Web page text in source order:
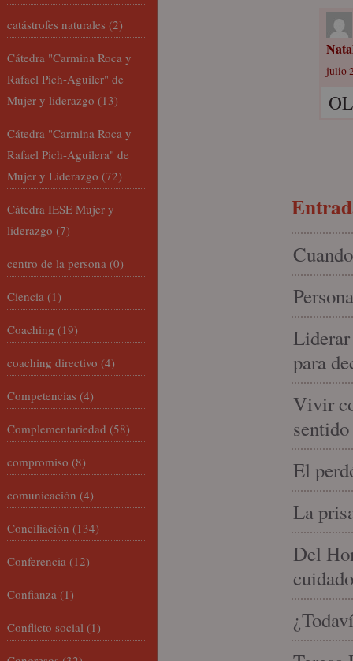
julio
para
Vivir
El
La
Del
cuidado
catástrofes naturales (2)
Cátedra "Carmina Roca y
Rafael Pich-Aguiler" de
Mujer y liderazgo (13)
Cátedra "Carmina Roca y
Rafael Pich-Aguilera" de
Mujer y Liderazgo (72)
Cátedra IESE Mujer y
liderazgo (7)
centro de la persona (0)
Ciencia (1)
Coaching (19)
coaching directivo (4)
Competencias (4)
Complementariedad (58)
compromiso (8)
comunicación (4)
Conciliación (134)
Conferencia (12)
Confianza (1)
Conflicto social (1)